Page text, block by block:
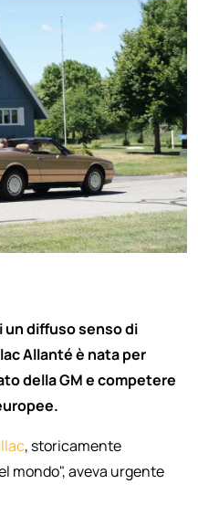
un diffuso senso di
Allanté è nata per
della GM e competere
, storicamente
mondo", aveva urgente